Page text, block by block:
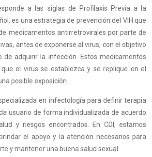
a las siglas de Profilaxis Previa a la
es una estrategia de prevención del VIH que
medicamentos antirretrovirales por parte de
antes de exponerse al virus, con el objetivo
de adquirir la infección. Estos medicamentos
el virus se establezca y se replique en el
posible exposición.
en infectología para definir terapia
usuario de forma individualizada de acuerdo
y riesgos encontrados. En CDI, estamos
el apoyo y la atención necesarios para
y mantener una buena salud sexual.